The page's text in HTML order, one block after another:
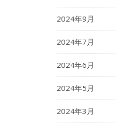
2024年9月
2024年7月
2024年6月
2024年5月
2024年3月